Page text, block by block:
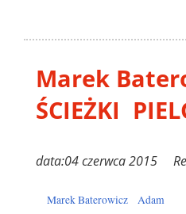
Marek
ŚCIEŻKI
data:04 czerwca 2015
Marek Baterowicz
Adam